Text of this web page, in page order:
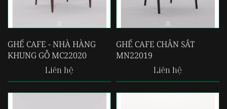
GHẾ CAFE - NHÀ HÀNG
KHUNG GỖ MC22020
Liên hệ
GHẾ CAFE CHÂN SẮT
MN22019
Liên hệ